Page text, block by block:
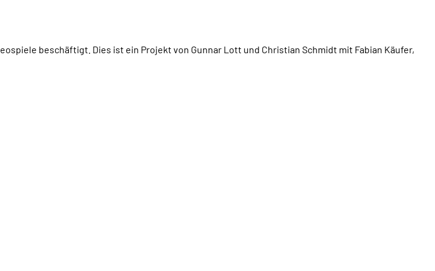
beschäftigt. Dies ist ein Projekt von Gunnar Lott und Christian Schmidt mit Fabian Käufer,